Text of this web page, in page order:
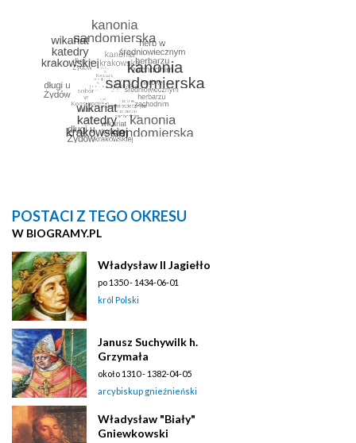
POSTACI Z TEGO OKRESU
W BIOGRAMY.PL
Władysław II Jagiełło
po 1350 - 1434-06-01
król Polski
Janusz Suchywilk h.
Grzymała
około 1310 - 1382-04-05
arcybiskup gnieźnieński
Władysław "Biały"
Gniewkowski